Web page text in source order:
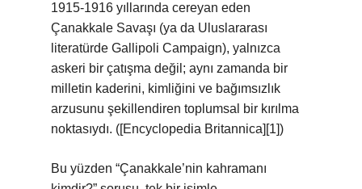
1915‑1916 yıllarında cereyan eden
Çanakkale Savaşı (ya da Uluslararası
literatürde Gallipoli Campaign), yalnızca
askeri bir çatışma değil; aynı zamanda bir
milletin kaderini, kimliğini ve bağımsızlık
arzusunu şekillendiren toplumsal bir kırılma
noktasıydı. ([Encyclopedia Britannica][1])
Bu yüzden “Çanakkale’nin kahramanı